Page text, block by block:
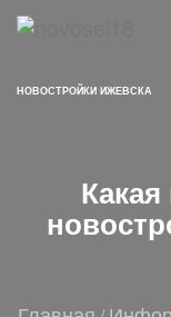
НОВОСТРОЙКИ ИЖЕВСКА